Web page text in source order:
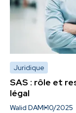
Juridique
SAS : rôle et
légal
Walid DAMI 10/2025